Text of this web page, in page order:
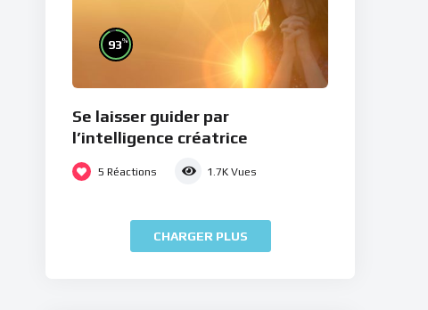
93%
Se laisser guider par
l’intelligence créatrice
5 Réactions 1.7K Vues
CHARGER PLUS